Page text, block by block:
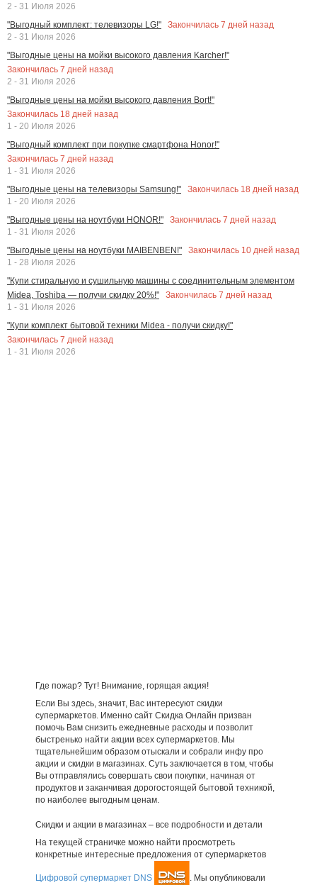
2 - 31 Июля 2026
"Выгодный комплект: телевизоры LG!"
Закончилась 7 дней назад
2 - 31 Июля 2026
"Выгодные цены на мойки высокого давления Karcher!"
Закончилась 7 дней назад
2 - 31 Июля 2026
"Выгодные цены на мойки высокого давления Bort!"
Закончилась 18 дней назад
1 - 20 Июля 2026
"Выгодный комплект при покупке смартфона Honor!"
Закончилась 7 дней назад
1 - 31 Июля 2026
"Выгодные цены на телевизоры Samsung!"
Закончилась 18 дней назад
1 - 20 Июля 2026
"Выгодные цены на ноутбуки HONOR!"
Закончилась 7 дней назад
1 - 31 Июля 2026
"Выгодные цены на ноутбуки MAIBENBEN!"
Закончилась 10 дней назад
1 - 28 Июля 2026
"Купи стиральную и сушильную машины с соединительным элементом
Midea, Toshiba — получи скидку 20%!"
Закончилась 7 дней назад
1 - 31 Июля 2026
"Купи комплект бытовой техники Midea - получи скидку!"
Закончилась 7 дней назад
1 - 31 Июля 2026
Где пожар? Тут! Внимание, горящая акция!
Если Вы здесь, значит, Вас интересуют скидки
супермаркетов. Именно сайт Скидка Онлайн призван
помочь Вам снизить ежедневные расходы и позволит
быстренько найти акции всех супермаркетов. Мы
тщательнейшим образом отыскали и собрали инфу про
акции и скидки в магазинах. Суть заключается в том, чтобы
Вы отправлялись совершать свои покупки, начиная от
продуктов и заканчивая дорогостоящей бытовой техникой,
по наиболее выгодным ценам.
Скидки и акции в магазинах – все подробности и детали
На текущей страничке можно найти просмотреть
конкретные интересные предложения от супермаркетов
Цифровой супермаркет DNS . Мы опубликовали